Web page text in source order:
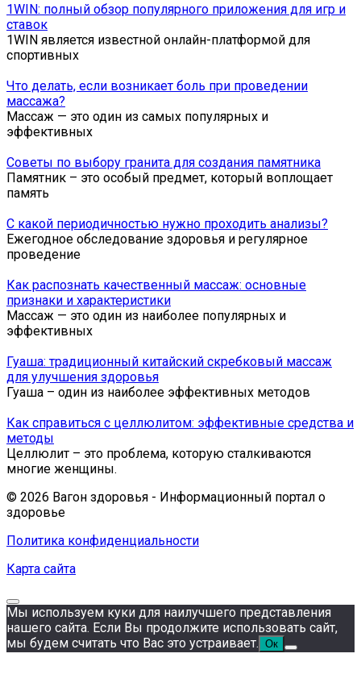
1WIN: полный обзор популярного приложения для игр и
ставок
1WIN является известной онлайн-платформой для
спортивных
Что делать, если возникает боль при проведении
массажа?
Массаж — это один из самых популярных и
эффективных
Советы по выбору гранита для создания памятника
Памятник – это особый предмет, который воплощает
память
С какой периодичностью нужно проходить анализы?
Ежегодное обследование здоровья и регулярное
проведение
Как распознать качественный массаж: основные
признаки и характеристики
Массаж — это один из наиболее популярных и
эффективных
Гуаша: традиционный китайский скребковый массаж
для улучшения здоровья
Гуа­ша – один из на­и­бо­лее эф­фек­тив­ных ме­то­дов
Как справиться с целлюлитом: эффективные средства и
методы
Целлюлит – это проблема, которую сталкиваются
многие женщины.
© 2026 Вагон здоровья - Информационный портал о
здоровье
Политика конфиденциальности
Карта сайта
Мы используем куки для наилучшего представления
нашего сайта. Если Вы продолжите использовать сайт,
мы будем считать что Вас это устраивает. Ок